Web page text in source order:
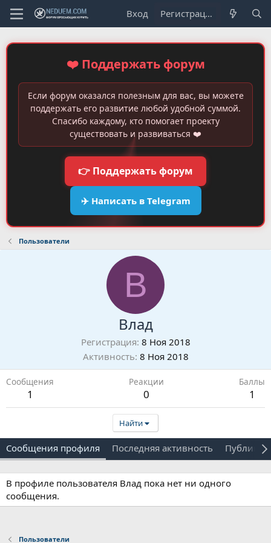
Вход Регистрация
❤️ Поддержать форум
Если форум оказался полезным для вас, вы можете
поддержать его развитие любой удобной суммой.
Спасибо каждому, кто помогает проекту
существовать и развиваться ❤️
👉 Поддержать форум
✈️ Написать в Telegram
Пользователи
В
Влад
Регистрация 8 Ноя 2018
Активность 8 Ноя 2018
Сообщения
1
Реакции
0
Баллы
1
Найти
Сообщения профиля Последняя активность
В профиле пользователя Влад пока нет ни одного
сообщения.
Пользователи